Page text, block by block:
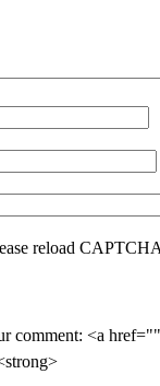
reload
comment: <a